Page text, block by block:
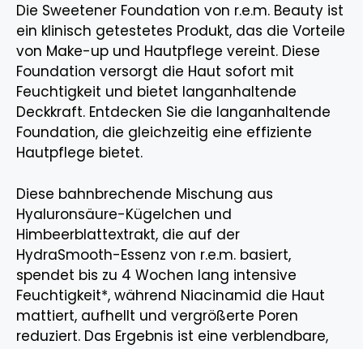
Die Sweetener Foundation von r.e.m. Beauty ist
ein klinisch getestetes Produkt, das die Vorteile
von Make-up und Hautpflege vereint. Diese
Foundation versorgt die Haut sofort mit
Feuchtigkeit und bietet langanhaltende
Deckkraft. Entdecken Sie die langanhaltende
Foundation, die gleichzeitig eine effiziente
Hautpflege bietet.
Diese bahnbrechende Mischung aus
Hyaluronsäure-Kügelchen und
Himbeerblattextrakt, die auf der
HydraSmooth-Essenz von r.e.m. basiert,
spendet bis zu 4 Wochen lang intensive
Feuchtigkeit*, während Niacinamid die Haut
mattiert, aufhellt und vergrößerte Poren
reduziert. Das Ergebnis ist eine verblendbare,